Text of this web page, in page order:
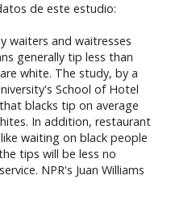
de este estudio:
waiters and waitresses
generally tip less than
white. The study, by a
School of Hotel
blacks tip on average
In addition, restaurant
waiting on black people
tips will be less no
NPR's Juan Williams